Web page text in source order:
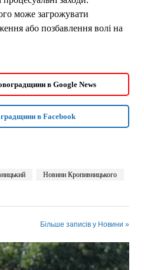
може загрожувати
або позбавлення волі на
в Google News
в Facebook
Новини Кропивницького
Більше записів у Новини »